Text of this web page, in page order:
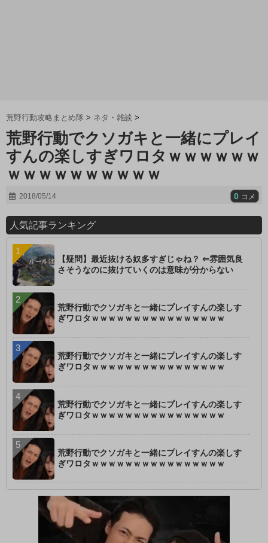
荒野行動攻略まとめ隊 > ネタ・雑談 >
荒野行動でクソガキと一緒にプレイ
すんの楽しすぎワロタｗｗｗｗｗｗ
ｗｗｗｗｗｗｗｗｗｗ
2018/05/14 0 コメ
人気記事ランキング
【疑問】最近抜ける奴多すぎじゃね？ ⇐雰囲気良
さそうなのに抜けていくのは意味が分からない
荒野行動でクソガキと一緒にプレイすんの楽しす
ぎワロタｗｗｗｗｗｗｗｗｗｗｗｗｗｗｗｗ
荒野行動でクソガキと一緒にプレイすんの楽しす
ぎワロタｗｗｗｗｗｗｗｗｗｗｗｗｗｗｗｗ
荒野行動でクソガキと一緒にプレイすんの楽しす
ぎワロタｗｗｗｗｗｗｗｗｗｗｗｗｗｗｗｗ
荒野行動でクソガキと一緒にプレイすんの楽しす
ぎワロタｗｗｗｗｗｗｗｗｗｗｗｗｗｗｗｗ